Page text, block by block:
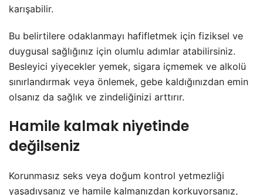
karışabilir.
Bu belirtilere odaklanmayı hafifletmek için fiziksel ve
duygusal sağlığınız için olumlu adımlar atabilirsiniz.
Besleyici yiyecekler yemek, sigara içmemek ve alkolü
sınırlandırmak veya önlemek, gebe kaldığınızdan emin
olsanız da sağlık ve zindeliğinizi arttırır.
Hamile kalmak niyetinde
değilseniz
Korunmasız seks veya doğum kontrol yetmezliği
yaşadıysanız ve hamile kalmanızdan korkuyorsanız,